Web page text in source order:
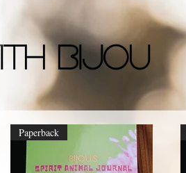
Bijou
Paperback